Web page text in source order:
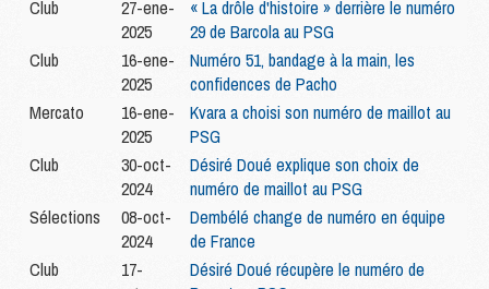
Club
27-ene-
2025
« La drôle d'histoire » derrière le numéro
29 de Barcola au PSG
Club
16-ene-
2025
Numéro 51, bandage à la main, les
confidences de Pacho
Mercato
16-ene-
2025
Kvara a choisi son numéro de maillot au
PSG
Club
30-oct-
2024
Désiré Doué explique son choix de
numéro de maillot au PSG
Sélections
08-oct-
2024
Dembélé change de numéro en équipe
de France
Club
17-
Désiré Doué récupère le numéro de